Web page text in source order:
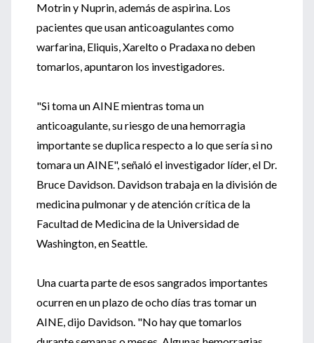
Motrin y Nuprin, además de aspirina. Los
pacientes que usan anticoagulantes como
warfarina, Eliquis, Xarelto o Pradaxa no deben
tomarlos, apuntaron los investigadores.
"Si toma un AINE mientras toma un
anticoagulante, su riesgo de una hemorragia
importante se duplica respecto a lo que sería si no
tomara un AINE", señaló el investigador líder, el Dr.
Bruce Davidson. Davidson trabaja en la división de
medicina pulmonar y de atención crítica de la
Facultad de Medicina de la Universidad de
Washington, en Seattle.
Una cuarta parte de esos sangrados importantes
ocurren en un plazo de ocho días tras tomar un
AINE, dijo Davidson. "No hay que tomarlos